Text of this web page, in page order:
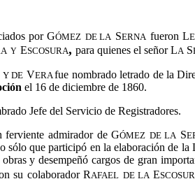
por GÓMEZ DE LA SERNA fueron L
Y ESCOSURA, para quienes el señor LA S
Y DE VERAfue nombrado letrado de la
el 16 de diciembre de 1860.
Jefe del Servicio de Registradores.
ferviente admirador de GÓMEZ DE LA S
sólo que participó en la elaboración de
y desempeñó cargos de gran
su colaborador RAFAEL DE LA E